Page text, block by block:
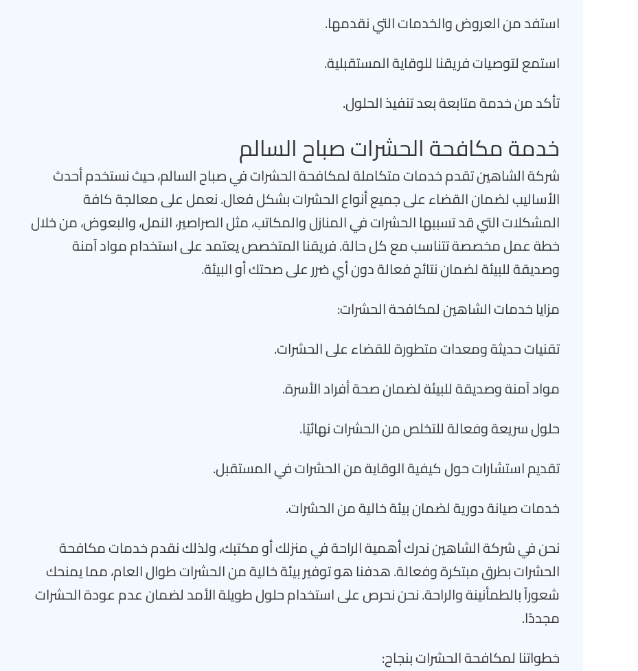
استفد من العروض والخدمات التي نقدمها.
استمع لتوصيات فريقنا للوقاية المستقبلية.
تأكد من خدمة متابعة بعد تنفيذ الحلول.
خدمة مكافحة الحشرات صباح السالم
شركة الشاهين تقدم خدمات متكاملة لمكافحة الحشرات في صباح السالم، حيث نستخدم أحدث
الأساليب لضمان القضاء على جميع أنواع الحشرات بشكل فعال. نعمل على معالجة كافة
المشكلات التي قد تسببها الحشرات في المنازل والمكاتب، مثل الصراصير، النمل، والبعوض، من خلال
خطة عمل مخصصة تتناسب مع كل حالة. فريقنا المتخصص يعتمد على استخدام مواد آمنة
وصديقة للبيئة لضمان نتائج فعالة دون أي ضرر على صحتك أو البيئة.
مزايا خدمات الشاهين لمكافحة الحشرات:
تقنيات حديثة ومعدات متطورة للقضاء على الحشرات.
مواد آمنة وصديقة للبيئة لضمان صحة أفراد الأسرة.
حلول سريعة وفعالة للتخلص من الحشرات نهائيًا.
تقديم استشارات حول كيفية الوقاية من الحشرات في المستقبل.
خدمات صيانة دورية لضمان بيئة خالية من الحشرات.
نحن في شركة الشاهين ندرك أهمية الراحة في منزلك أو مكتبك، ولذلك نقدم خدمات مكافحة
الحشرات بطرق مبتكرة وفعالة. هدفنا هو توفير بيئة خالية من الحشرات طوال العام، مما يمنحك
شعوراً بالطمأنينة والراحة. نحن نحرص على استخدام حلول طويلة الأمد لضمان عدم عودة الحشرات
مجددًا.
خطواتنا لمكافحة الحشرات بنجاح: